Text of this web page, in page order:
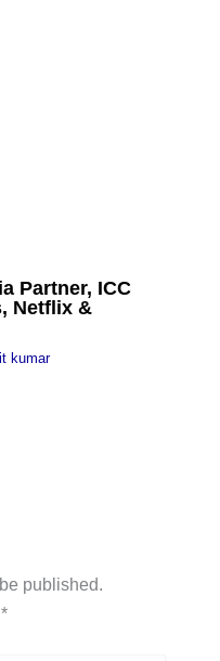
Partner, ICC
Netflix &
kumar
published.
*